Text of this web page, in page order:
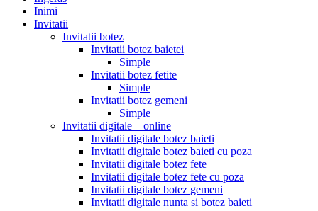
Inimi
Invitatii
Invitatii botez
Invitatii botez baietei
Simple
Invitatii botez fetite
Simple
Invitatii botez gemeni
Simple
Invitatii digitale – online
Invitatii digitale botez baieti
Invitatii digitale botez baieti cu poza
Invitatii digitale botez fete
Invitatii digitale botez fete cu poza
Invitatii digitale botez gemeni
Invitatii digitale nunta si botez baieti